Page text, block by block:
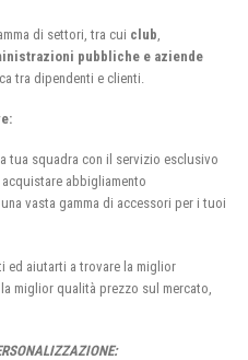
di settori, tra cui club
pubbliche e aziende
tra dipendenti e clienti.
tua squadra con il servizio esclusivo
abbigliamento
vasta gamma di accessori per i tuoi
ed aiutarti a trovare la miglior
miglior qualità prezzo sul mercato,